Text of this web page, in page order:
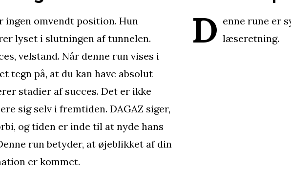
ingen omvendt position. Hun
lyset i slutningen af tunnelen.
velstand. Når denne run vises i
tegn på, at du kan have absolut
stadier af succes. Det er ikke
sig selv i fremtiden. DAGAZ siger,
og tiden er inde til at nyde hans
run betyder, at øjeblikket af din
er kommet.
D enne rune er
læseretning.